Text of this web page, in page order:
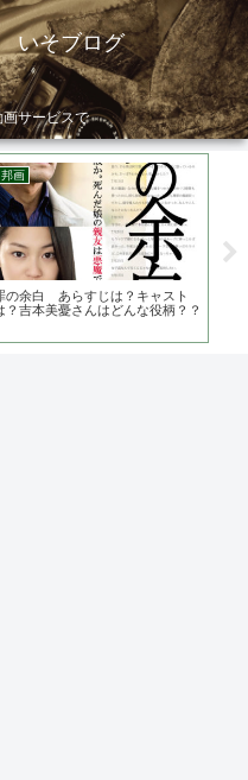
そブログ
サービスで
邦画
の余白 あらすじは？キャスト
？吉本美憂さんはどんな役柄？？